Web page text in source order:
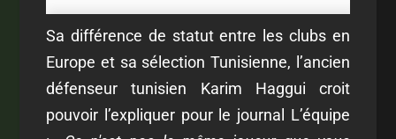
Sa différence de statut entre les clubs en
Europe et sa sélection Tunisienne, l’ancien
défenseur tunisien Karim Haggui croit
pouvoir l’expliquer pour le journal L’équipe